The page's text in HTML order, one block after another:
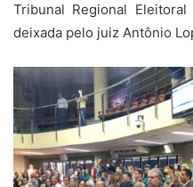
Tribunal Regional
deixada pelo juiz Antônio